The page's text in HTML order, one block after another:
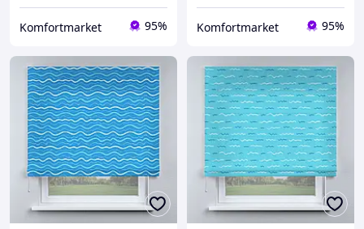
Komfortmarket 95% Komfortmarket 95%